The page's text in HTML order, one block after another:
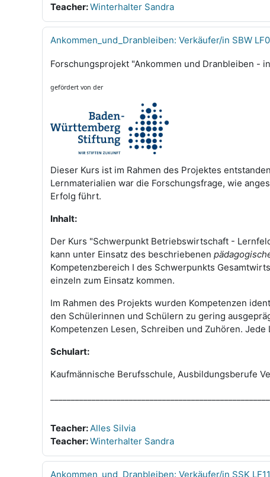
Teacher:Winterhalter Sandra
Ankommen_und_Dranbleiben: Verkäufer/in SBW
Forschungsprojekt "Ankommen und Dranbleiben -
gefördert von der
Dieser Kurs ist im Rahmen des Projektes
Lernmaterialien war die Forschungsfrage, wie
Erfolg führt.
Inhalt:
Der Kurs "Schwerpunkt Betriebswirtschaft -
kann unter Einsatz des beschriebenen
Kompetenzbereich I des Schwerpunkts
einzeln zum Einsatz kommen.
Im Rahmen des Projekts wurden Kompetenzen
den Schülerinnen und Schülern zu gering
Kompetenzen Lesen, Schreiben und Zuhören.
Schulart:
Kaufmännische Berufsschule, Ausbildungsberufe
Teacher:Alles Silvia
Teacher:Winterhalter Sandra
Ankommen_und_Dranbleiben: Verkäufer/in SSK LF11